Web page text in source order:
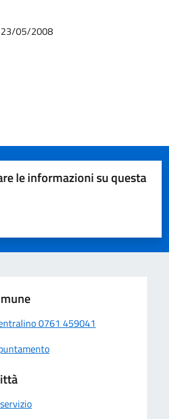
23/05/2008
le informazioni su questa
stelle su 5
su 5
5
0761 459041